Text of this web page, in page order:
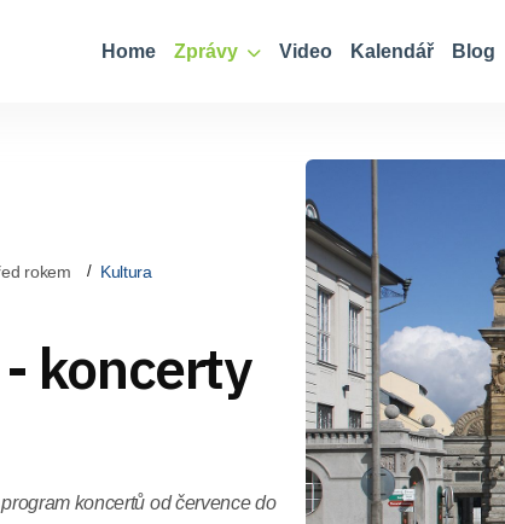
Home Zprávy Video Kalendář Blog
rokem Kultura
koncerty
koncertů od července do